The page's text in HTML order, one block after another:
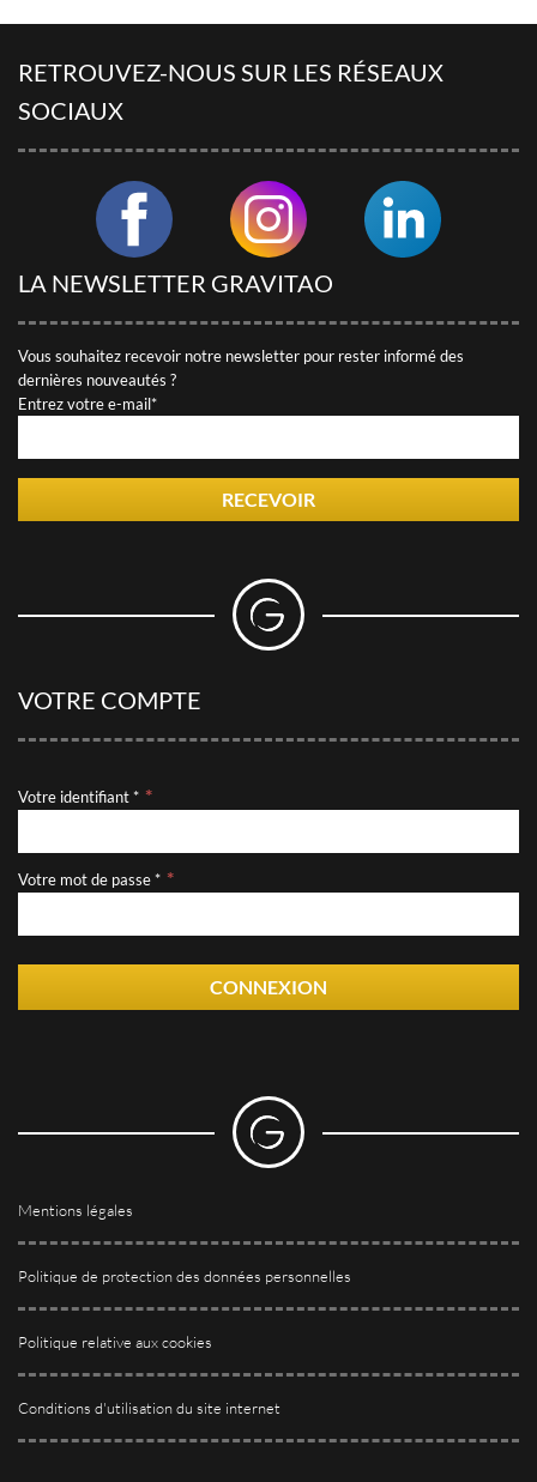
RETROUVEZ-NOUS SUR LES RÉSEAUX
SOCIAUX
LA NEWSLETTER GRAVITAO
Vous souhaitez recevoir notre newsletter pour rester informé des
dernières nouveautés ?
Entrez votre e-mail*
RECEVOIR
VOTRE COMPTE
Votre identifiant *
Votre mot de passe *
CONNEXION
Mentions légales
Politique de protection des données personnelles
Politique relative aux cookies
Conditions d'utilisation du site internet